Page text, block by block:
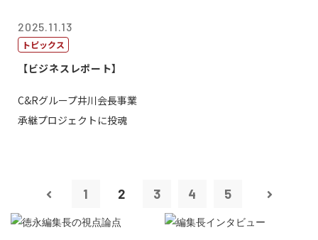
2025.11.13
トピックス
【ビジネスレポート】
C&Rグループ井川会長事業
承継プロジェクトに投魂
1 2 3 4 5